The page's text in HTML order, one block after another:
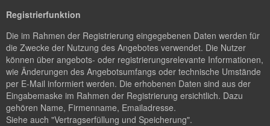
Registrierfunktion
Die im Rahmen der Registrierung eingegebenen Daten werden für
die Zwecke der Nutzung des Angebotes verwendet. Die Nutzer
können über angebots- oder registrierungsrelevante Informationen,
wie Änderungen des Angebotsumfangs oder technische Umstände
per E-Mail informiert werden. Die erhobenen Daten sind aus der
Eingabemaske im Rahmen der Registrierung ersichtlich. Dazu
gehören Name, Firmenname, Emailadresse.
Siehe auch "Vertragserfüllung und Speicherung".